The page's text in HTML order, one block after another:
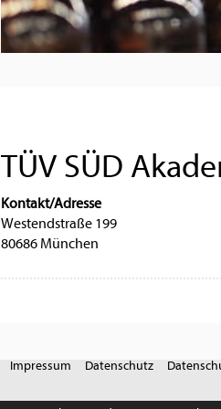
TÜV SÜD
Kontakt/Adresse
Westendstraße 199
80686 München
Impressum Datenschutz